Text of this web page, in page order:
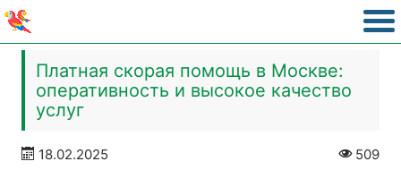
Платная скорая помощь в Москве:
оперативность и высокое качество
услуг
18.02.2025 509